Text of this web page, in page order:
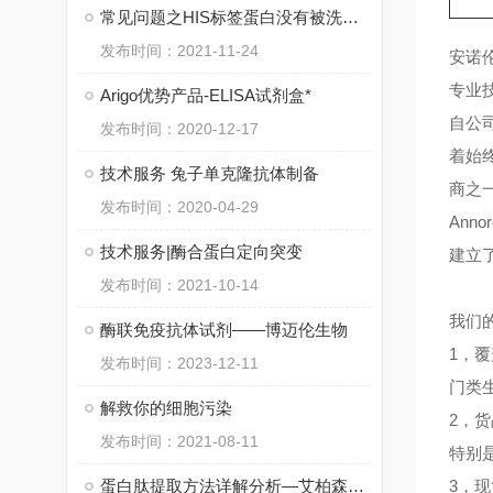
常见问题之HIS标签蛋白没有被洗脱下来
发布时间：2021-11-24
Arigo优势产品-ELISA试剂盒*
发布时间：2020-12-17
技术服务 兔子单克隆抗体制备
发布时间：2020-04-29
技术服务|酶合蛋白定向突变
发布时间：2021-10-14
酶联免疫抗体试剂——博迈伦生物
发布时间：2023-12-11
解救你的细胞污染
发布时间：2021-08-11
蛋白肽提取方法详解分析—艾柏森生物
安诺
专业
自公
着始
商之
建立
我们
1，
门类
2，
特别
3，